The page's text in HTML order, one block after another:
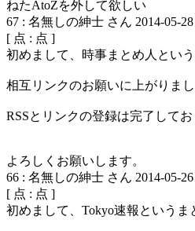
ねたAtoZを外して欲しい
67 : 名無しの紳士 さん 2014-05-
[ 点 : 点 ]
初めまして、時事まとめ人とい
相互リンクのお願いに上がりまし
RSSとリンクの登録は完了して
よろしくお願いします。
66 : 名無しの紳士 さん 2014-05-
[ 点 : 点 ]
初めまして、Tokyo速報というま